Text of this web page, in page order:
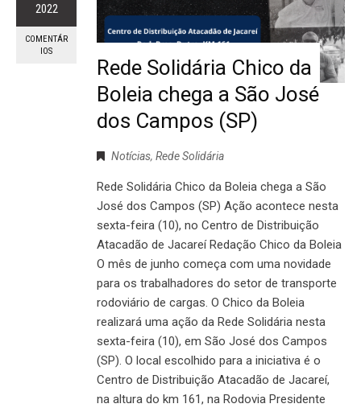
2022
COMENTÁR
IOS
Rede Solidária Chico da
Boleia chega a São José
dos Campos (SP)
Notícias, Rede Solidária
Rede Solidária Chico da Boleia chega a São
José dos Campos (SP) Ação acontece nesta
sexta-feira (10), no Centro de Distribuição
Atacadão de Jacareí Redação Chico da Boleia
O mês de junho começa com uma novidade
para os trabalhadores do setor de transporte
rodoviário de cargas. O Chico da Boleia
realizará uma ação da Rede Solidária nesta
sexta-feira (10), em São José dos Campos
(SP). O local escolhido para a iniciativa é o
Centro de Distribuição Atacadão de Jacareí,
na altura do km 161, na Rodovia Presidente